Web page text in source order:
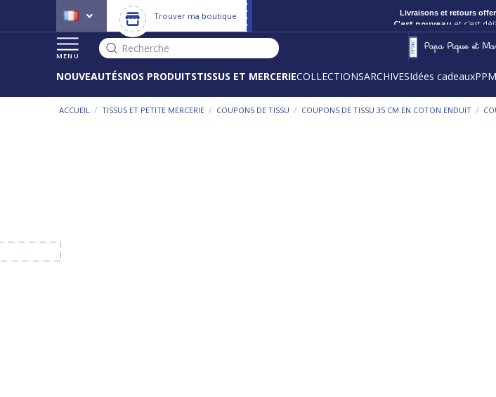
Trouver ma boutique Livraisons et retours
C'est nouveau et c'est
MENU
Recherche
NOUVEAUTÉSNOS PRODUITSTISSUS ET MERCERIECOLLECTIONSARCHIVESIdées cadeaux
ACCUEIL / TISSUS ET PETITE MERCERIE / COUPONS DE TISSU / COUPONS DE TISSU 35 CM EN COTON ENDUIT /